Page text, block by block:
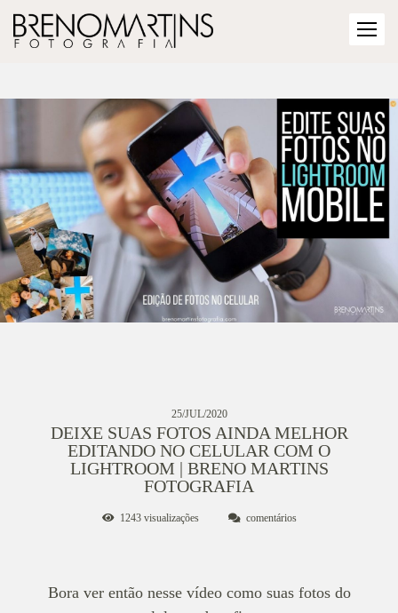
25/JUL/2020
DEIXE SUAS FOTOS AINDA MELHOR
EDITANDO NO CELULAR COM O
LIGHTROOM | BRENO MARTINS
FOTOGRAFIA
1243visualizações comentários
Bora ver então nesse vídeo como suas fotos do